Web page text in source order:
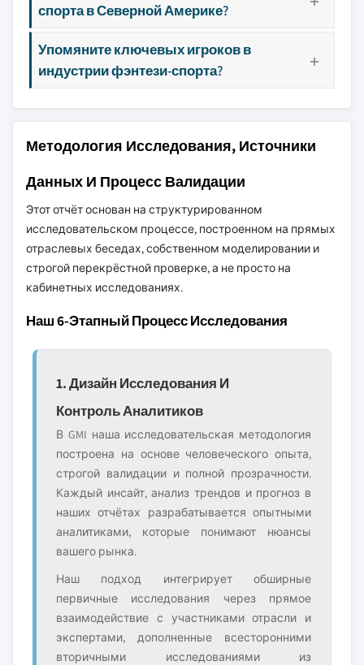
спорта в Северной Америке?
Упомяните ключевых игроков в
индустрии фэнтези-спорта?
Методология Исследования, Источники
Данных И Процесс Валидации
Этот отчёт основан на структурированном
исследовательском процессе, построенном на прямых
отраслевых беседах, собственном моделировании и
строгой перекрёстной проверке, а не просто на
кабинетных исследованиях.
Наш 6-Этапный Процесс Исследования
1. Дизайн Исследования И
Контроль Аналитиков
В GMI наша исследовательская методология
построена на основе человеческого опыта,
строгой валидации и полной прозрачности.
Каждый инсайт, анализ трендов и прогноз в
наших отчётах разрабатывается опытными
аналитиками, которые понимают нюансы
вашего рынка.
Наш подход интегрирует обширные
первичные исследования через прямое
взаимодействие с участниками отрасли и
экспертами, дополненные всесторонними
вторичными исследованиями из